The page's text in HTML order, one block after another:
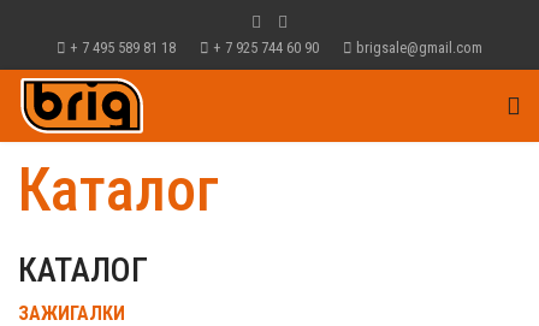
+ 7 495 589 81 18 + 7 925 744 60 90 brigsale@gmail.com
Каталог
КАТАЛОГ
ЗАЖИГАЛКИ